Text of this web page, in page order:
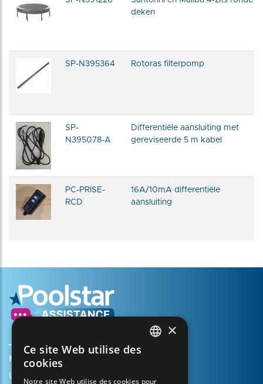
deken
SP-N395364 Rotoras filterpomp
SP-
N395078-A
Differentiële aansluiting met
gereviseerde 5 m kabel
PC-PRISE-
RCD
16A/10mA differentiële
aansluiting
Mijn account aanmaken
Uw mandje
FRENCH
×
Ce site Web utilise des
cookies
Notre site Web utilise des cookies pour